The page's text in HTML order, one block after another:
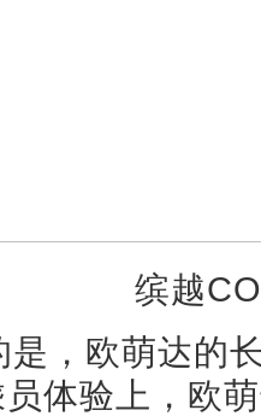
缤越
是，欧萌达的
体验上，欧